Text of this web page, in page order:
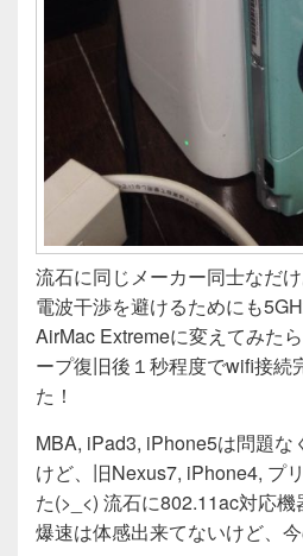
流石に同じメーカー同士なだ
電波干渉を避けるためにも
AirMac Extremeに変えてみた
ープ復旧後１秒程度でwifi接続
た！
MBA, iPad3, iPhone5は問題な
けど、旧Nexus7, iPhone4, プ
た(>_<) 流石に802.11ac対応
爆速は体感出来てないけど、